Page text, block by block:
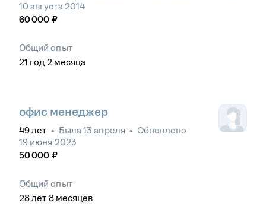
10 августа 2014
60 000 ₽
Общий опыт
21 год 2 месяца
офис менеджер
49лет • Была13 апреля • Обновлено
19 июня 2023
50 000 ₽
Общий опыт
28лет 8 месяцев